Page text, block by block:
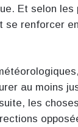
Et selon les
se renforcer
au moins
les